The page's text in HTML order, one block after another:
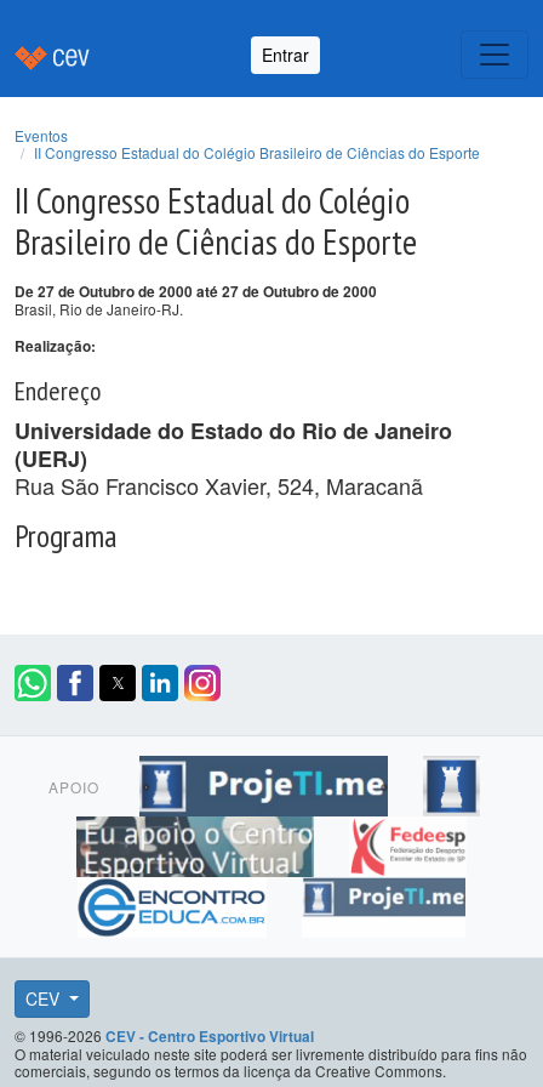
Entrar
Eventos
II Congresso Estadual do Colégio Brasileiro de Ciências do Esporte
II Congresso Estadual do Colégio
Brasileiro de Ciências do Esporte
De 27 de Outubro de 2000 até 27 de Outubro de 2000
Brasil, Rio de Janeiro-RJ.
Realização:
Endereço
Universidade do Estado do Rio de Janeiro
(UERJ)
Rua São Francisco Xavier, 524, Maracanã
Programa
APOIO
CEV
© 1996-2026 CEV - Centro Esportivo Virtual
O material veiculado neste site poderá ser livremente distribuído para fins não
comerciais, segundo os termos da licença da Creative Commons.